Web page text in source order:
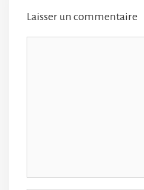
Laisser un commentaire